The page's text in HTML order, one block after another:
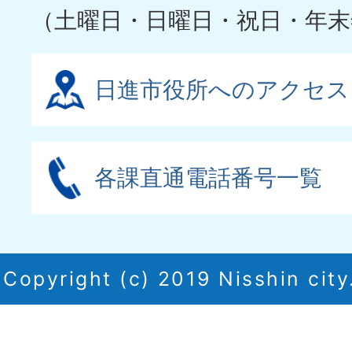
（土曜日・日曜日・祝日・年
日進市役所へのアクセス
各課直通電話番号一覧
Copyright (c) 2019 Nisshin